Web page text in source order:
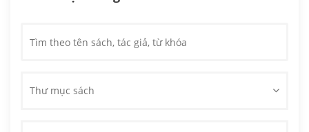
Thư mục sách